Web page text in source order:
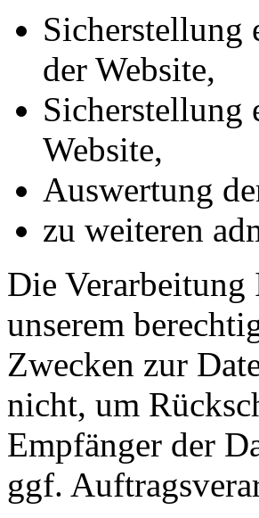
Sicherstellung
der Website,
Sicherstellung
Website,
Auswertung
zu weiteren
Die Verarbeitung
unserem
Zwecken zur
nicht, um
Empfänger der
ggf.